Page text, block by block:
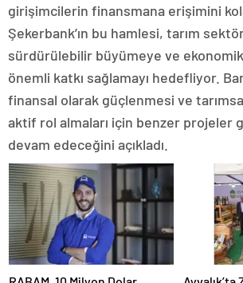
girişimcilerin finansmana erişimini
Şekerbank’ın bu hamlesi, tarım
sürdürülebilir büyümeye ve ekonomik
önemli katkı sağlamayı hedefliyor.
finansal olarak güçlenmesi ve
aktif rol almaları için benzer projeler
devam edeceğini açıkladı.